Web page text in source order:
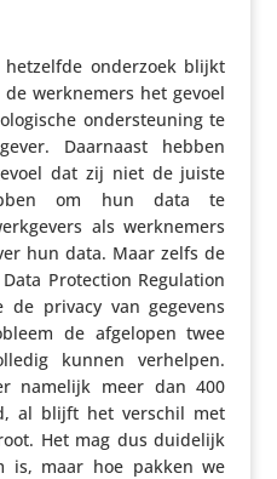
onderzoek blijkt
werk­ne­mers het gevoel
onder­steu­ning te
Daarnaast hebben
dat zij niet de juiste
om hun data te
als werk­ne­mers
hun data. Maar zelfs de
Protec­tion Regu­la­tion
de privacy van gegevens
de afgelopen twee
kunnen verhelpen.
namelijk meer dan 400
al blijft het verschil met
Het mag dus duidelijk
is, maar hoe pakken we